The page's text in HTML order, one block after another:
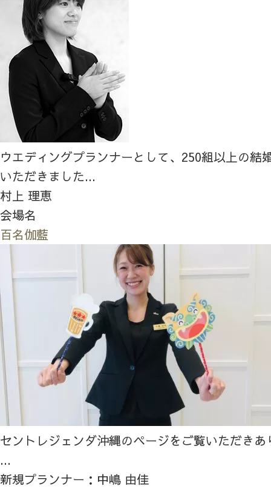
ウエディングプランナーとして、250組以上の結
いただきました...
村上 理恵
会場名
百名伽藍
セントレジェンダ沖縄のページをご覧いただき
...
新規プランナー：中嶋 由佳